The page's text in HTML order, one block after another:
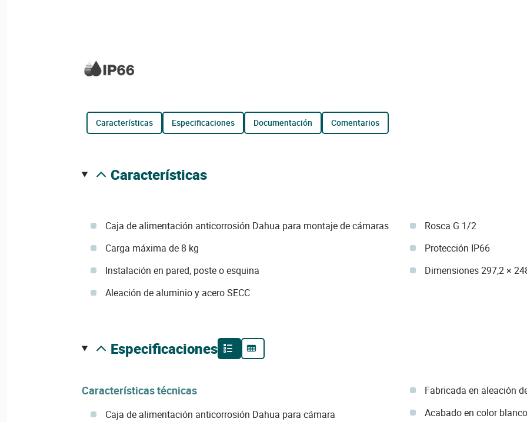
características especificaciones documentación comentarios
características
Caja de alimentación anticorrosión Dahua para montaje de cámaras
Carga máxima de 8 kg
Instalación en pared, poste o esquina
Aleación de aluminio y acero SECC
Rosca G 1/2
Protección IP66
Dimensiones 297,2 ×
especificaciones
Características técnicas
Caja de alimentación anticorrosión Dahua para cámara
Fabricada en aleación
Acabado en color blanco